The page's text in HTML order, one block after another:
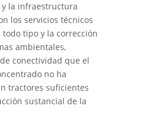
la infraestructura
los servicios técnicos
todo tipo y la corrección
ambientales,
conectividad que el
no ha
tractores suficientes
sustancial de la